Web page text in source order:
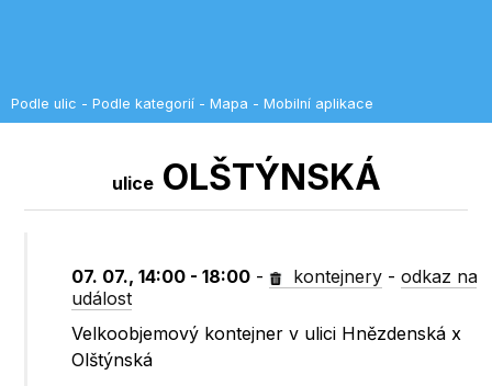
Podle ulic - Podle kategorií - Mapa - Mobilní aplikace
uliceOLŠTÝNSKÁ
07. 07., 14:00 - 18:00 - kontejnery -odkaz na
událost
Velkoobjemový kontejner v ulici Hnězdenská x
Olštýnská